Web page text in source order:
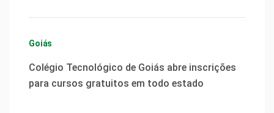
Goiás
Colégio Tecnológico de Goiás abre inscrições
para cursos gratuitos em todo estado